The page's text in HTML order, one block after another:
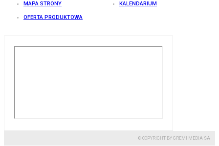
MAPA STRONY KALENDARIUM
OFERTA PRODUKTOWA
© COPYRIGHT BY GREMI MEDIA SA